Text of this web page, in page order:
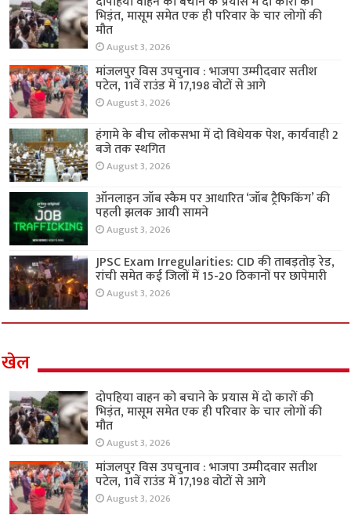
भिड़ंत, मासूम समेत एक ही परिवार के चार लोगों की
मौत
August 3, 2026
मांजलपुर विस उपचुनाव : भाजपा उम्मीदवार सतीश
पटेल, 11वें राउंड में 17,198 वोटों से आगे
August 3, 2026
हंगामे के बीच लोकसभा में दो विधेयक पेश, कार्यवाही 2
बजे तक स्थगित
August 3, 2026
ऑनलाइन जॉब स्कैम पर आधारित ‘जॉब ट्रैफिकिंग’ की
पहली झलक आयी सामने
August 3, 2026
JPSC Exam Irregularities: CID की ताबड़तोड़ रेड,
रांची समेत कई जिलों में 15-20 ठिकानों पर छापेमारी
August 3, 2026
खेल
दोपहिया वाहन को बचाने के प्रयास में दो कारों की
भिड़ंत, मासूम समेत एक ही परिवार के चार लोगों की
मौत
August 3, 2026
मांजलपुर विस उपचुनाव : भाजपा उम्मीदवार सतीश
पटेल, 11वें राउंड में 17,198 वोटों से आगे
August 3, 2026